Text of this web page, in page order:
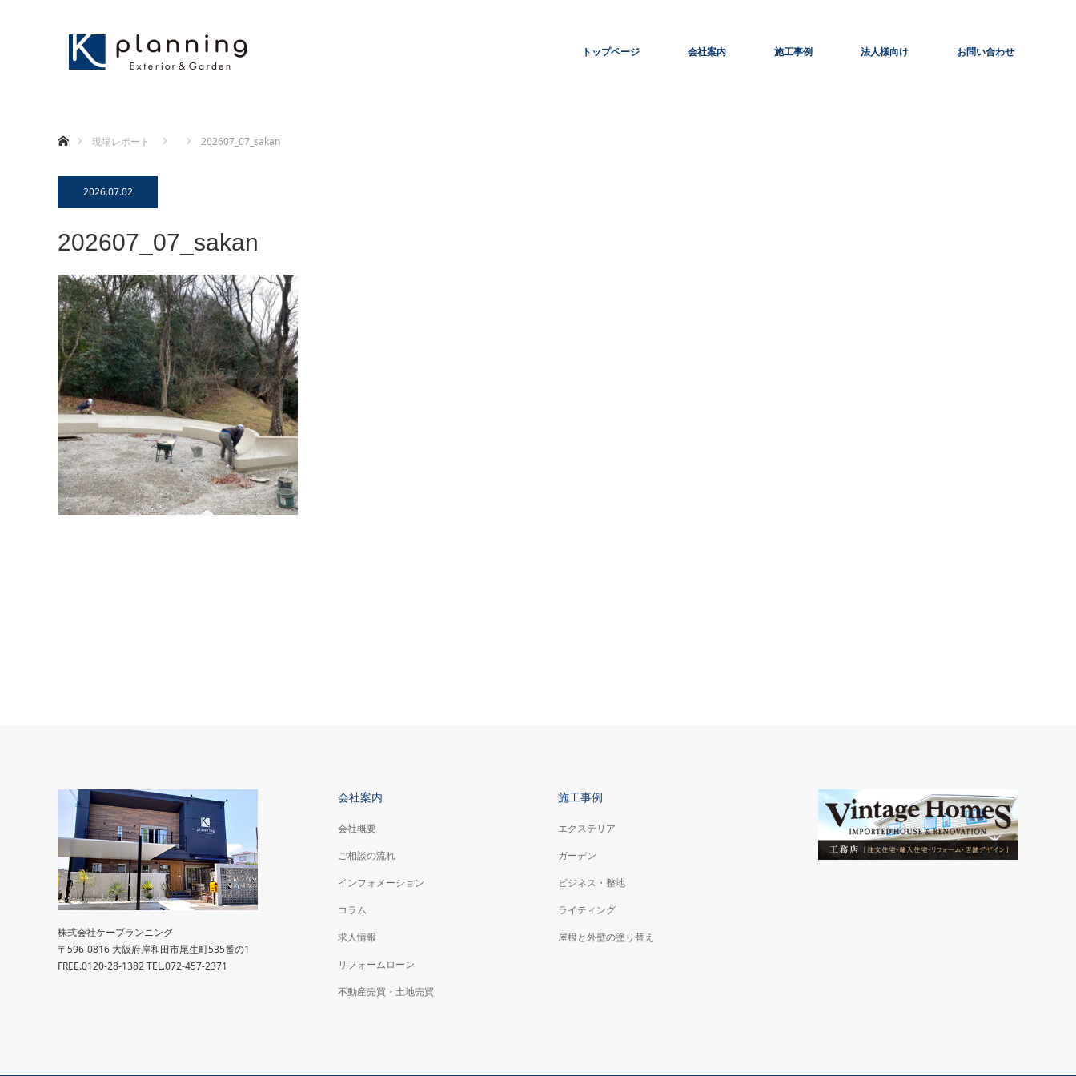
トップページ 会社案内 施工事例 法人様向け お問い合わせ
現場レポート
202607_07_sakan
2026.07.02
202607_07_sakan
会社案内
会社概要
ご相談の流れ
インフォメーション
コラム
求人情報
リフォームローン
不動産売買・土地売買
施工事例
エクステリア
ガーデン
ビジネス・整地
ライティング
屋根と外壁の塗り替え
株式会社ケープランニング
〒596-0816 大阪府岸和田市尾生町535番の1
FREE.0120-28-1382 TEL.072-457-2371